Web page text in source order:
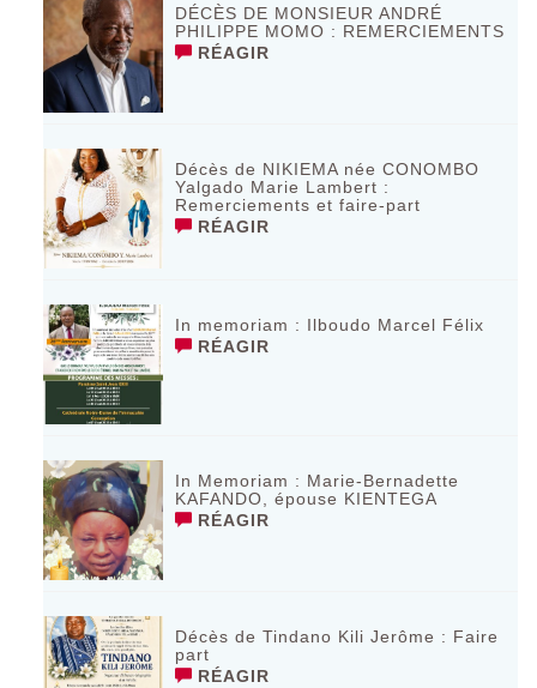
DÉCÈS DE MONSIEUR ANDRÉ
PHILIPPE MOMO : REMERCIEMENTS
RÉAGIR
Décès de NIKIEMA née CONOMBO
Yalgado Marie Lambert :
Remerciements et faire-part
RÉAGIR
In memoriam : Ilboudo Marcel Félix
RÉAGIR
In Memoriam : Marie-Bernadette
KAFANDO, épouse KIENTEGA
RÉAGIR
Décès de Tindano Kili Jerôme : Faire
part
RÉAGIR